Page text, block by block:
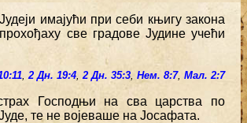
имајући при себи књигу закона
све градове Јудине учећи
,2 Дн. 19:4,2 Дн. 35:3, Нем. 8:7, Мал. 2:7
Господњи на сва царства по
те не војеваше на Јосафата.